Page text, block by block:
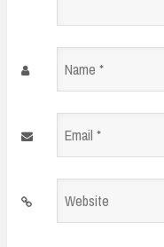
Name
Email
Website